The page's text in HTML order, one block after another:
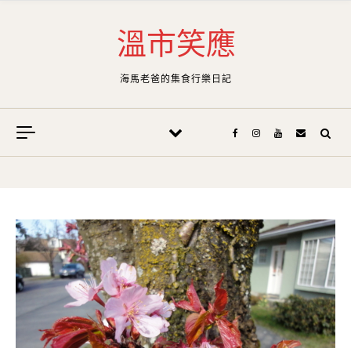
溫市笑應
海馬老爸的集食行樂日記